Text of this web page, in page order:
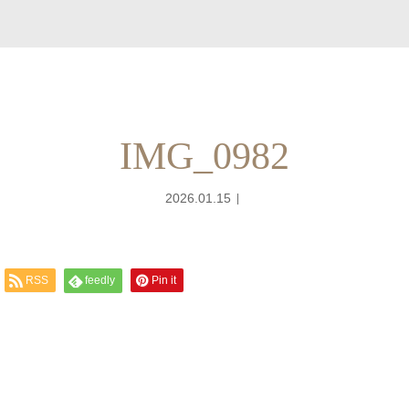
IMG_0982
2026.01.15
RSS feedly Pin it